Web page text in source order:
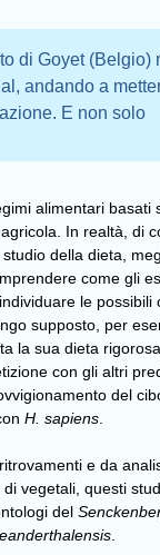
di Goyet (Belgio)
andando a
E non solo
alimentari basati
In realtà, di
della dieta,
come gli
le possibili
supposto, per
la sua dieta
con gli altri
del
H. sapiens
e da
vegetali, questi
del